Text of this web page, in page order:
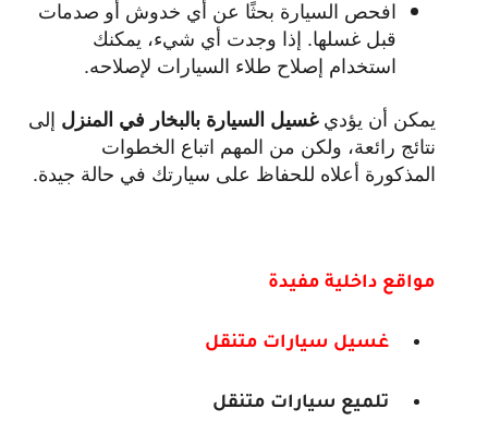
افحص السيارة بحثًا عن أي خدوش أو صدمات
قبل غسلها. إذا وجدت أي شيء، يمكنك
استخدام إصلاح طلاء السيارات لإصلاحه.
يمكن أن يؤديغسيل السيارة بالبخار في المنزل إلى
نتائج رائعة، ولكن من المهم اتباع الخطوات
المذكورة أعلاه للحفاظ على سيارتك في حالة جيدة.
مواقع داخلية مفيدة
غسيل سيارات متنقل
تلميع سيارات متنقل